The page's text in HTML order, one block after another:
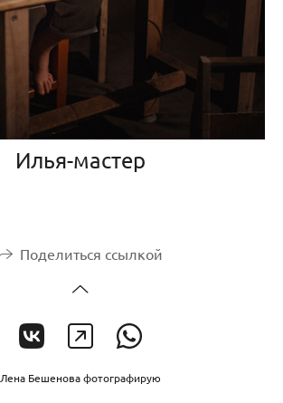
Илья-мастер
Поделиться ссылкой
Лена Бешенова фотографирую